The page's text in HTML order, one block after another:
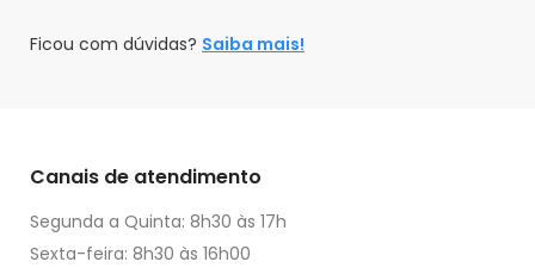
Ficou com dúvidas? Saiba mais!
Canais de atendimento
Segunda a Quinta: 8h30 às 17h
Sexta-feira: 8h30 às 16h00